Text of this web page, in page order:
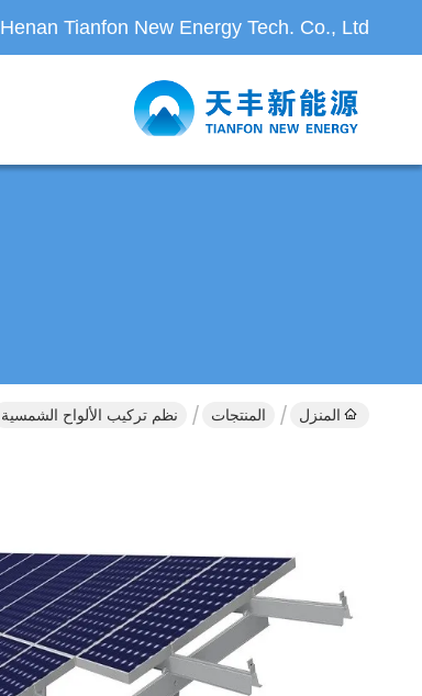
Henan Tianfon New Energy Tech. Co., Ltd
المنزل المنتجات نظم تركيب الألواح الشمسية